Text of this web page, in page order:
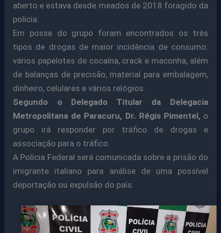
aberto e estava desde meados de 2018 foragido da
polícia.
Em posse do grupo foram encontrados os três
tipos de drogas de maior incidência de consumo:
vários papelotes de cocaína, crack e maconha, além
de balanças de precisão, material para embalagem,
dinheiro, celulares e vários relógios.
Segundo o Delegado Titular da Delegacia
Metropolitana de Paracuru, Dr. Régis Pimentel,o
grupo irá responder por tráfico de drogas e
associação para o tráfico.
A Polícia Federal será comunicada sobre a prisão do
imigrante italiano para análise de uma possível
deportação ou expulsão do país.